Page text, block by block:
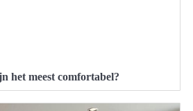
het meest comfortabel?